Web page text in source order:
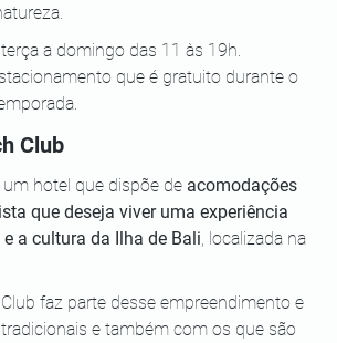
a domingo das 11 às 19h.
que é gratuito durante o
Club
um hotel que dispõe de acomodações
que deseja viver uma experiência
a cultura da Ilha de Bali , localizada na
Club faz parte desse empreendimento e
e também com os que são